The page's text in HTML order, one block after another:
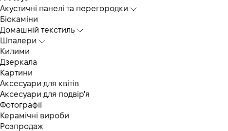
Акустичні панелі та перегородки
Біокаміни
Домашній текстиль
Шпалери
Килими
Дзеркала
Картини
Аксесуари для квітів
Аксесуари для подвір'я
Фотографії
Керамічні вироби
Розпродаж